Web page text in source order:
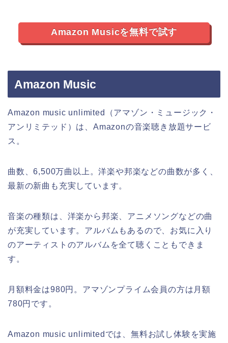
Amazon Musicを無料で試す
Amazon Music
Amazon music unlimited（アマゾン・ミュージック・
アンリミテッド）は、Amazonの音楽聴き放題サービ
ス。
曲数、6,500万曲以上。洋楽や邦楽などの曲数が多く、
最新の新曲も充実しています。
音楽の種類は、洋楽から邦楽、アニメソングなどの曲
が充実しています。アルバムもあるので、お気に入り
のアーティストのアルバムを全て聴くこともできま
す。
月額料金は980円。アマゾンプライム会員の方は月額
780円です。
Amazon music unlimitedでは、無料お試し体験を実施